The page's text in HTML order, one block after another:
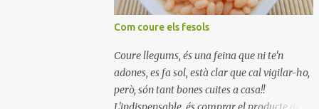
Com coure els fesols
Coure llegums, és una feina que ni te'n
adones, es fa sol, està clar que cal vigilar-ho,
però, són tant bones cuites a casa!!